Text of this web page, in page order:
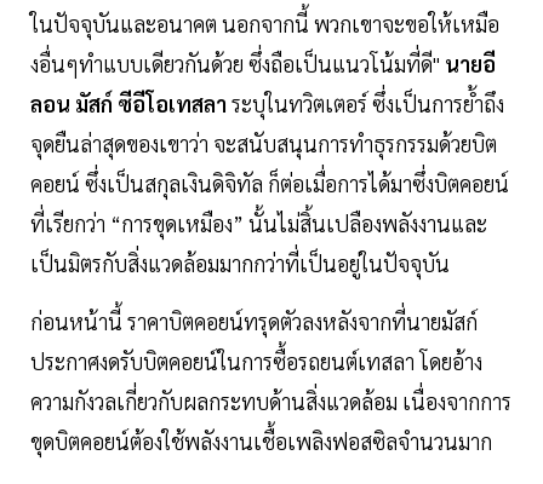
ในปัจจุบันและอนาคต นอกจากนี้ พวกเขาจะขอให้เหมือ
งอื่นๆทำแบบเดียวกันด้วย ซึ่งถือเป็นแนวโน้มที่ดี" นายอี
ลอน มัสก์ ซีอีโอเทสลา ระบุในทวิตเตอร์ ซึ่งเป็นการย้ำถึง
จุดยืนล่าสุดของเขาว่า จะสนับสนุนการทำธุรกรรมด้วยบิต
คอยน์ ซึ่งเป็นสกุลเงินดิจิทัล ก็ต่อเมื่อการได้มาซึ่งบิตคอยน์
ที่เรียกว่า “การขุดเหมือง” นั้นไม่สิ้นเปลืองพลังงานและ
เป็นมิตรกับสิ่งแวดล้อมมากกว่าที่เป็นอยู่ในปัจจุบัน
ก่อนหน้านี้ ราคาบิตคอยน์ทรุดตัวลงหลังจากที่นายมัสก์
ประกาศงดรับบิตคอยน์ในการซื้อรถยนต์เทสลา โดยอ้าง
ความกังวลเกี่ยวกับผลกระทบด้านสิ่งแวดล้อม เนื่องจากการ
ขุดบิตคอยน์ต้องใช้พลังงานเชื้อเพลิงฟอสซิลจำนวนมาก